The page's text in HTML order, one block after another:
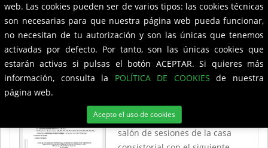
web. Las cookies pueden ser de varios tipos: las cookies técnicas
son necesarias para que nuestra página web pueda funcionar,
no necesitan de tu autorización y son las únicas que tenemos
activadas por defecto. Por tanto, son las únicas cookies que
estarán activas si pulsas el botón ACEPTAR. Si quieres más
información, consulta la POLÍTICA DE COOKIESde nuestra
página web.
Acepto el uso de cookies
Edicto Pleno Ordinario 28 de septiembre
de 2023
El día 28 de septiembre de 2023
esta Corporación Municipal
celebrará Sesión Ordinaria en el
salón de sesiones de la casa